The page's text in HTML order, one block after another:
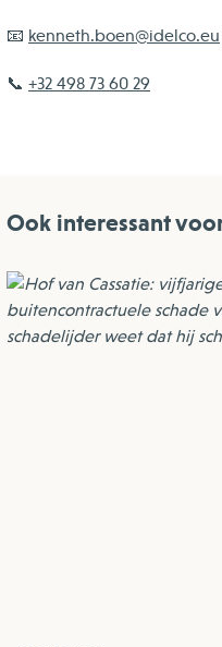
📧 kenneth.boen@idelco.eu
📞 +32 498 73 60 29
Ook interessant